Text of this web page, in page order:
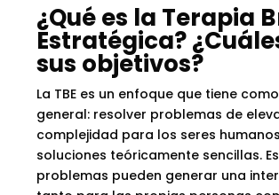
¿Qué es la Terapia
Estratégica?
sus objetivos?
La TBE es un enfoque que tiene
general: resolver problemas de
complejidad para los seres
soluciones teóricamente sencillas.
problemas pueden generar una